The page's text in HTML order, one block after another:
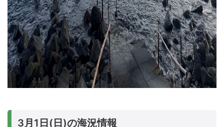
3月1日(日)の海況情報